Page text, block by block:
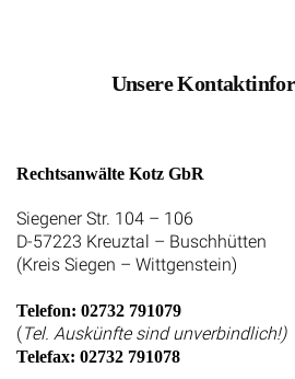
Unsere
Rechtsanwälte Kotz GbR
Siegener Str. 104 – 106
D-57223 Kreuztal – Buschhütten
(Kreis Siegen – Wittgenstein)
Telefon: 02732 791079
(Tel. Auskünfte sind unverbindlich!)
Telefax: 02732 791078